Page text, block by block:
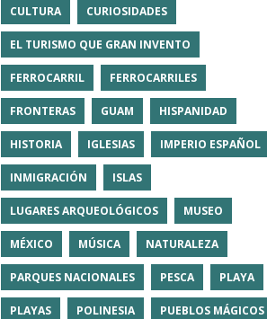
CULTURA CURIOSIDADES
EL TURISMO QUE GRAN INVENTO
FERROCARRIL FERROCARRILES
FRONTERAS GUAM HISPANIDAD
HISTORIA IGLESIAS IMPERIO ESPAÑOL
INMIGRACIÓN ISLAS
LUGARES ARQUEOLÓGICOS MUSEO
MÉXICO MÚSICA NATURALEZA
PARQUES NACIONALES PESCA PLAYA
PLAYAS POLINESIA PUEBLOS MÁGICOS